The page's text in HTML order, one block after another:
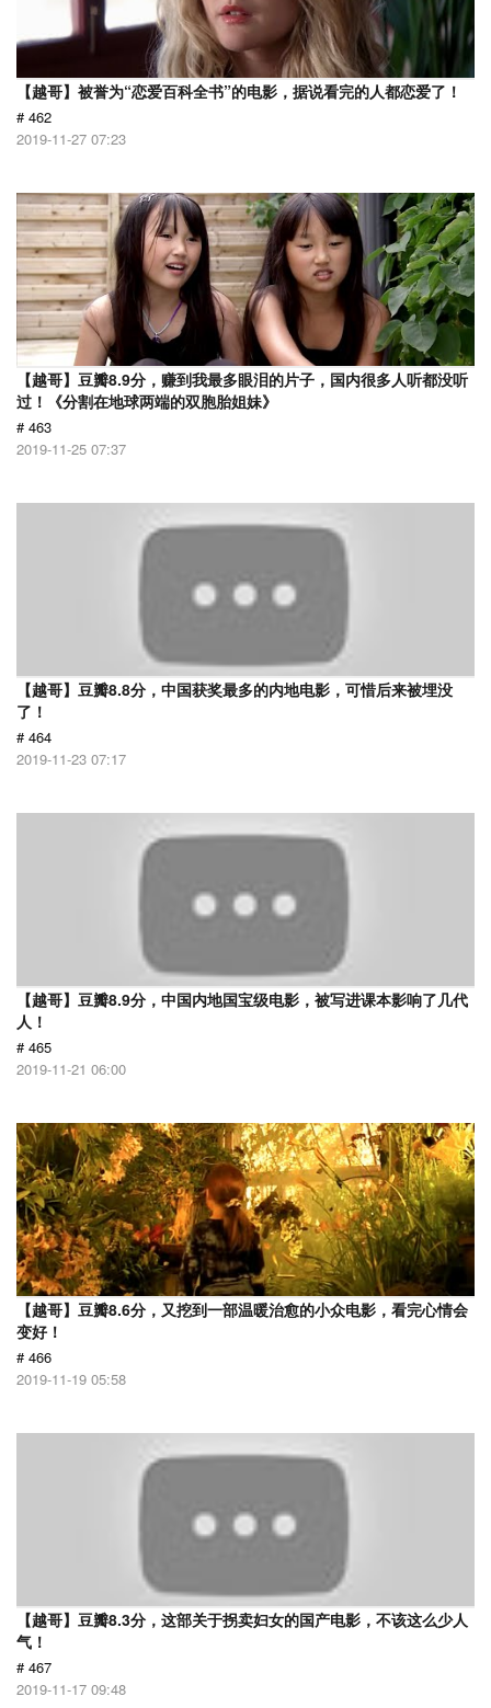
【越哥】被誉为“恋爱百科全书”的电影，据说看完的人都恋爱了！
# 462
2019-11-27 07:23
【越哥】豆瓣8.9分，赚到我最多眼泪的片子，国内很多人听都没听
过！《分割在地球两端的双胞胎姐妹》
# 463
2019-11-25 07:37
【越哥】豆瓣8.8分，中国获奖最多的内地电影，可惜后来被埋没
了！
# 464
2019-11-23 07:17
【越哥】豆瓣8.9分，中国内地国宝级电影，被写进课本影响了几代
人！
# 465
2019-11-21 06:00
【越哥】豆瓣8.6分，又挖到一部温暖治愈的小众电影，看完心情会
变好！
# 466
2019-11-19 05:58
【越哥】豆瓣8.3分，这部关于拐卖妇女的国产电影，不该这么少人
气！
# 467
2019-11-17 09:48